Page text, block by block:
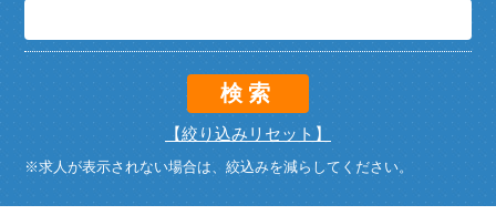
検索
【絞り込みリセット】
※求人が表示されない場合は、絞込みを減らしてください。